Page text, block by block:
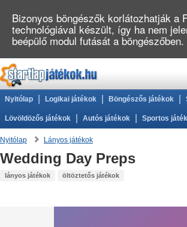
Nyitólap Logikai játékok Böngészős játékok
Lövöldözős játékok Autós játékok Sportos
Nyitólap Lányos játékok
Wedding Day Preps
lányos játékok öltöztetős játékok
Bizonyos böngészők korlátozhatják a
technológiával készült, így ha nem
beépülő modul futását a böngészőben.